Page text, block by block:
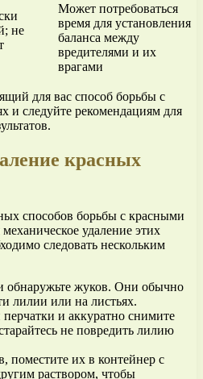
не
Может потребоваться
время для установления
баланса между
вредителями и их
врагами
для вас способ борьбы с
и следуйте рекомендациям для
красных
способов борьбы с красными
удаление этих
следовать нескольким
обнаружьте жуков. Они обычно
лилии или на листьях.
и аккуратно снимите
не повредить лилию
поместите их в контейнер с
раствором, чтобы